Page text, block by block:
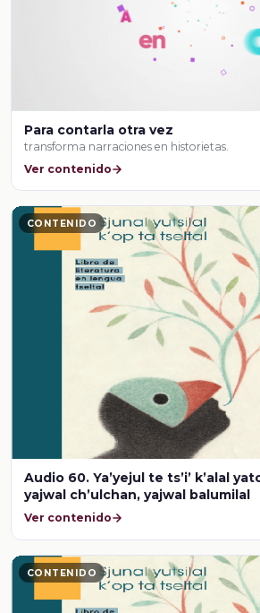
Para contarla otra vez
transforma narraciones en historietas.
Ver contenido
CONTENIDO
Audio 60. Ya’yejul te ts’i’ k’alal
yajwal ch’ulchan, yajwal balumilal
Ver contenido
CONTENIDO